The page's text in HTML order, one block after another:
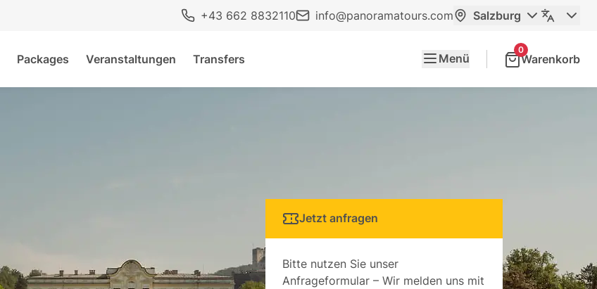
+43 662 8832110 info@panoramatours.com Salzburg
Packages Veranstaltungen Transfers Menü
0
Warenkorb
Jetzt anfragen
Bitte nutzen Sie unser
Anfrageformular – Wir melden uns mit